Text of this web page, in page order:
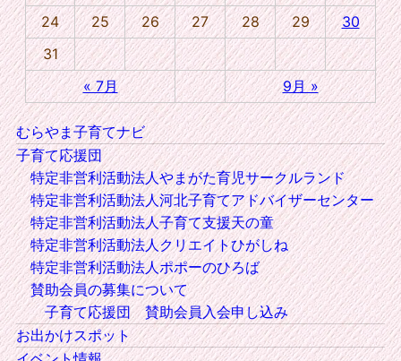
24
25 26 27 28 29
30
31
« 7月
9月 »
むらやま子育てナビ
子育て応援団
特定非営利活動法人やまがた育児サークルランド
特定非営利活動法人河北子育てアドバイザーセンター
特定非営利活動法人子育て支援天の童
特定非営利活動法人クリエイトひがしね
特定非営利活動法人ポポーのひろば
賛助会員の募集について
子育て応援団 賛助会員入会申し込み
お出かけスポット